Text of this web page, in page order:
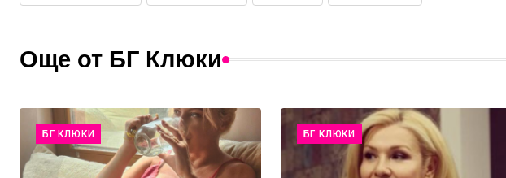
Още от БГ Клюки
БГ КЛЮКИ БГ КЛЮКИ